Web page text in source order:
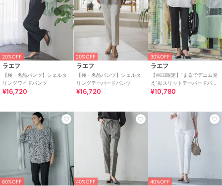
20%OFF
ラエフ
【極・名品パンツ】シェルタ
リングワイドパンツ
¥16,720
20%OFF
ラエフ
【極・名品パンツ】シェルタ
リングテーパードパンツ
¥16,720
30%OFF
ラエフ
【WEB限定】“まるでデニム見
え”裾スリットテーパードパン
ツ
¥10,780
60%OFF 40%OFF 40%OFF